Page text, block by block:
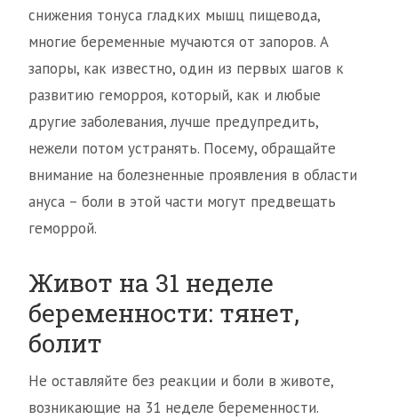
снижения тонуса гладких мышц пищевода,
многие беременные мучаются от запоров. А
запоры, как известно, один из первых шагов к
развитию геморроя, который, как и любые
другие заболевания, лучше предупредить,
нежели потом устранять. Посему, обращайте
внимание на болезненные проявления в области
ануса – боли в этой части могут предвещать
геморрой.
Живот на 31 неделе
беременности: тянет,
болит
Не оставляйте без реакции и боли в животе,
возникающие на 31 неделе беременности.